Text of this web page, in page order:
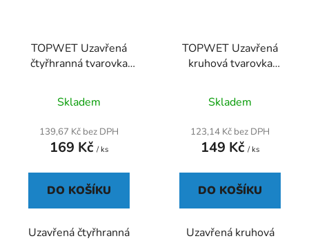
TOPWET Uzavřená
čtyřhranná tvarovka
hodnocení
produktu
je
z
Skladem
139,67 Kč bez DPH
169 Kč / ks
DO KOŠÍKU
Uzavřená čtyřhranná
TOPWET Uzavřená
kruhová tvarovka
hodnocení
produktu
je
z
Skladem
123,14 Kč bez DPH
149 Kč / ks
DO KOŠÍKU
Uzavřená kruhová